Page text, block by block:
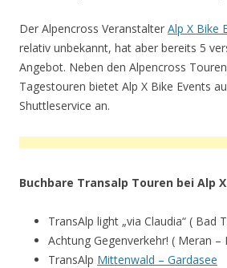
Der Alpencross Veranstalter Alp X Bike
relativ unbekannt, hat aber bereits 5
Angebot. Neben den Alpencross
Tagestouren bietet Alp X Bike Events
Shuttleservice an.
Buchbare Transalp Touren bei Alp
TransAlp light „via Claudia“ ( Bad
Achtung Gegenverkehr! ( Meran –
TransAlp Mittenwald – Gardasee